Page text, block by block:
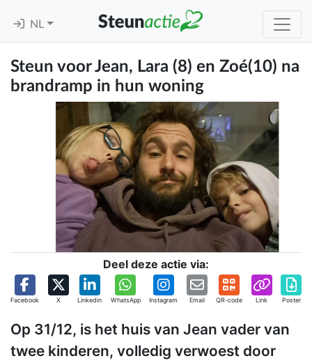
NL
Steun voor Jean, Lara (8) en Zoé(10) na
brandramp in hun woning
Deel deze actie via:
Facebook X Linkedin WhatsApp Instagram Email QR-code Link Poster
Op 31/12, is het huis van Jean vader van
twee kinderen, volledig verwoest door